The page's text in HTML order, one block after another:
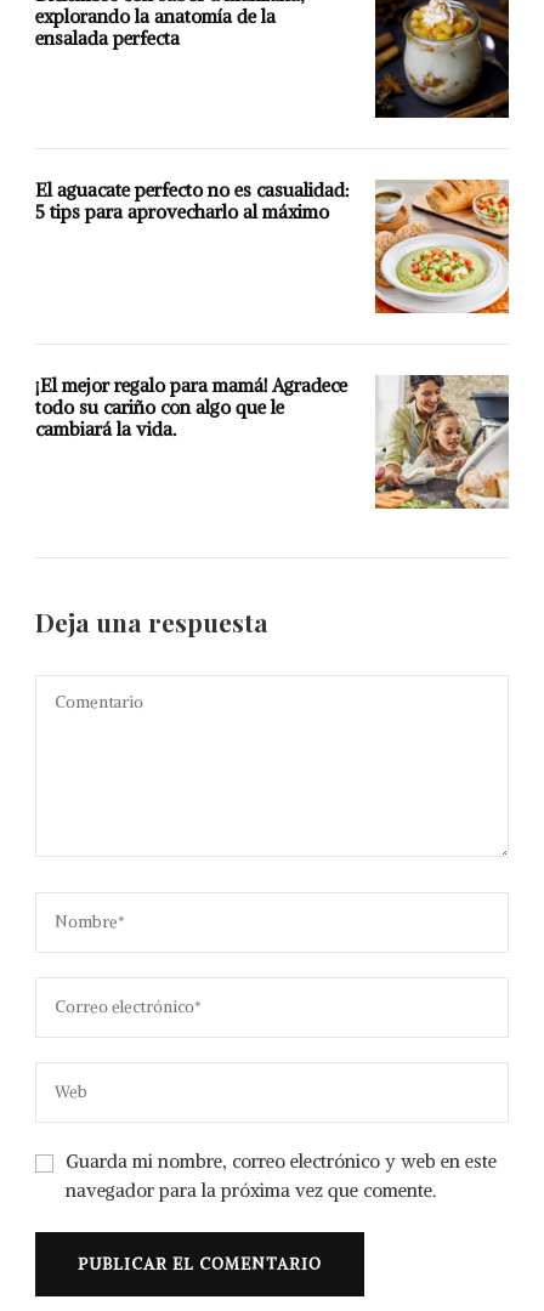
explorando la anatomía de la
ensalada perfecta
El aguacate perfecto no es casualidad:
5 tips para aprovecharlo al máximo
¡El mejor regalo para mamá! Agradece
todo su cariño con algo que le
cambiará la vida.
Deja una respuesta
Guarda mi nombre, correo electrónico y web en este
navegador para la próxima vez que comente.